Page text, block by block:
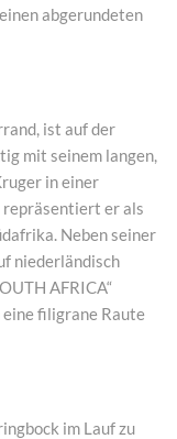
abgerundeten
ist auf der
mit seinem langen,
in einer
repräsentiert er als
Neben seiner
niederländisch
AFRICA“
eine filigrane Raute
im Lauf zu